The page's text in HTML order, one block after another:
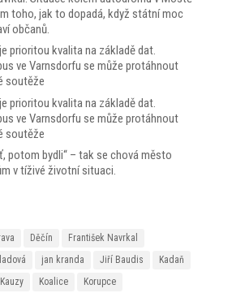
toho, jak to dopadá, když státní moc
občanů.
prioritou kvalita na základě dat.
ve Varnsdorfu se může protáhnout
soutěže
prioritou kvalita na základě dat.
ve Varnsdorfu se může protáhnout
soutěže
potom bydli“ – tak se chová město
v tíživé životní situaci.
Děčín
František Navrkal
jan kranda Jiří Baudis
Kadaň
Kauzy Koalice
Korupce